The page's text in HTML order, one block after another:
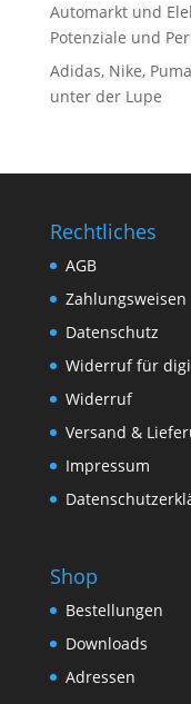
Automarkt und
Potenziale und
Adidas, Nike,
unter der Lupe
Rechtliches
AGB
Zahlungsweisen
Datenschutz
Widerruf für
Widerruf
Versand &
Impressum
Shop
Bestellungen
Downloads
Adressen